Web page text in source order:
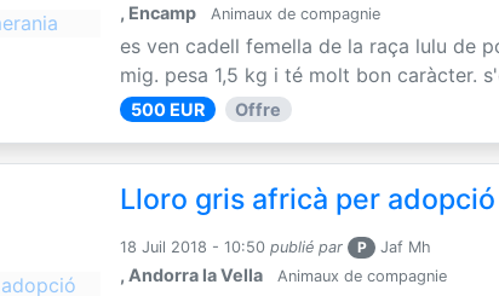
, Encamp Animaux de compagnie
es ven cadell femella de la raça lulu de
mig. pesa 1,5 kg i té molt bon caràcter.
500 EUR Offre
Lloro gris africà per adopció
18 Juil 2018 - 10:50 publié par P Jaf Mh
, Andorra la Vella Animaux de compagnie